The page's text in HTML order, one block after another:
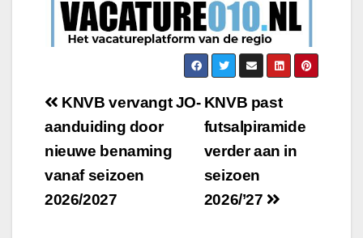
KNVB past
futsalpiramide
verder aan in
seizoen
2026/’27
KNVB vervangt JO-
aanduiding door
nieuwe benaming
vanaf seizoen
2026/2027